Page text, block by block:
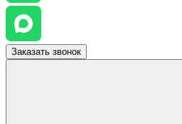
Заказать звонок